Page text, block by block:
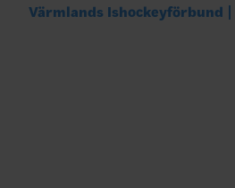
Värmlands Ishockeyförbund